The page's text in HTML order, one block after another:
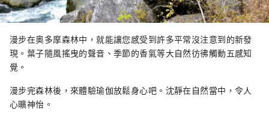
漫步在奥多摩森林中，就能讓您感受到許多平常沒注意到的新發
現。葉子隨風搖曳的聲音、季節的香氣等大自然彷彿觸動五感知
覺。
漫步完森林後，來體驗瑜伽放鬆身心吧。沈靜在自然當中，令人
心曠神怡。